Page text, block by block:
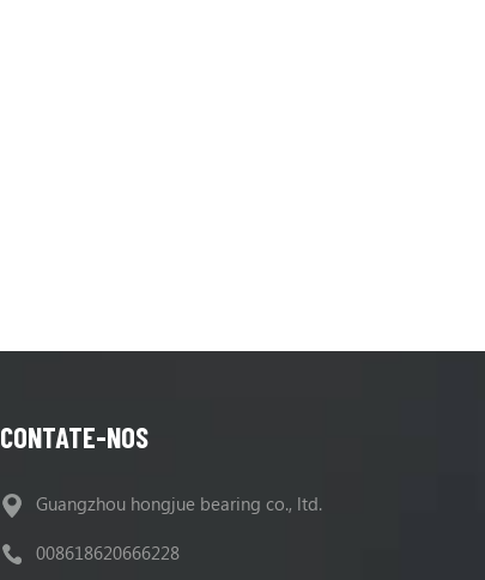
CONTATE-NOS
Guangzhou hongjue bearing co., ltd.
008618620666228